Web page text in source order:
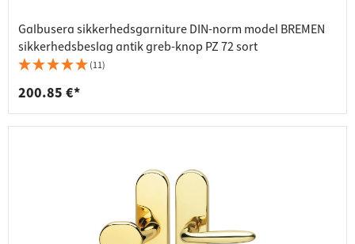
Galbusera sikkerhedsgarniture DIN-norm model BREMEN
sikkerhedsbeslag antik greb-knop PZ 72 sort
(11)
200.85 €*